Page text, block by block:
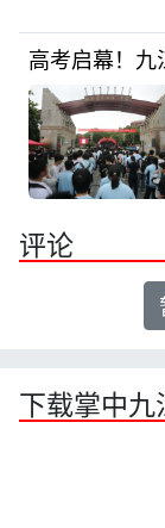
高考启幕！
评论
下载掌中九